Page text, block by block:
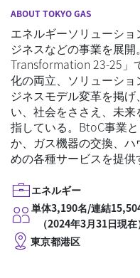
ABOUT TOKYO GAS
エネルギーソリューシ
ジネスなどの事業を展
Transformation 23-25」
化の両立、ソリューショ
ジネスモデル変革を掲
い、社会をささえ、未
指している。BtoC事業
か、ガス機器の交換、
めの各種サービスを提供
エネルギー
単体3,190名/連結
（2024年3月31日現在
東京都港区